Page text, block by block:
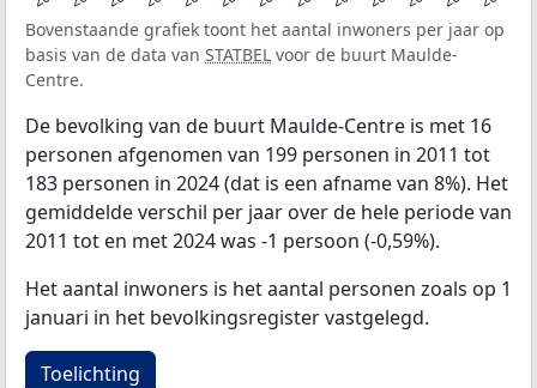
Bovenstaande grafiek toont het aantal inwoners per jaar op
basis van de data van STATBEL voor de buurt Maulde-
Centre.
De bevolking van de buurt Maulde-Centre is met 16
personen afgenomen van 199 personen in 2011 tot
183 personen in 2024 (dat is een afname van 8%). Het
gemiddelde verschil per jaar over de hele periode van
2011 tot en met 2024 was -1 persoon (-0,59%).
Het aantal inwoners is het aantal personen zoals op 1
januari in het bevolkingsregister vastgelegd.
Toelichting